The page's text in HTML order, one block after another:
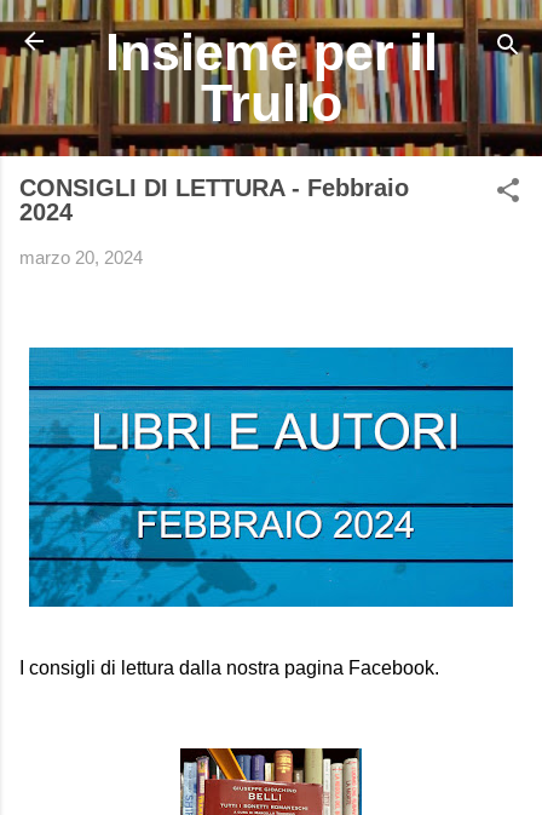
Passa ai contenuti principali
Insieme per il
Trullo
CONSIGLI DI LETTURA - Febbraio
2024
marzo 20, 2024
I consigli di lettura dalla nostra pagina Facebook.